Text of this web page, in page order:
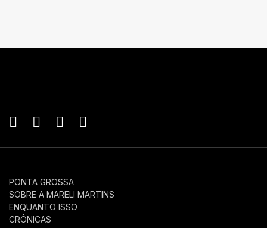
PONTA GROSSA
SOBRE A MARELI MARTINS
ENQUANTO ISSO
CRÔNICAS